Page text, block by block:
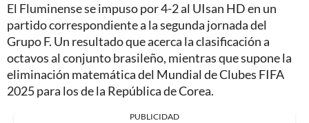
El Fluminense se impuso por 4-2 al UIsan HD en un
partido correspondiente a la segunda jornada del
Grupo F. Un resultado que acerca la clasificación a
octavos al conjunto brasileño, mientras que supone la
eliminación matemática del Mundial de Clubes FIFA
2025 para los de la República de Corea.
PUBLICIDAD